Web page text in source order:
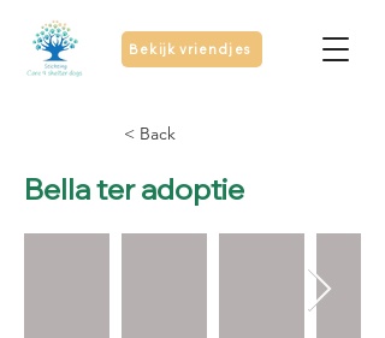
Bekijk vriendjes
< Back
Bella ter adoptie